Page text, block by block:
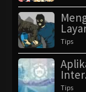
Tips
Tips